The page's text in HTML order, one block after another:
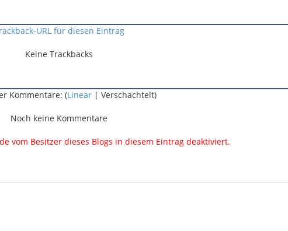
URL für diesen Eintrag
Keine Trackbacks
Kommentare: (Linear| Verschachtelt)
Noch keine Kommentare
vom Besitzer dieses Blogs in diesem Eintrag deaktiviert.